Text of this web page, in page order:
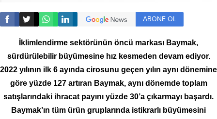
ABONE OL
İklimlendirme sektörünün öncü markası Baymak,
sürdürülebilir büyümesine hız kesmeden devam ediyor.
2022 yılının ilk 6 ayında cirosunu geçen yılın aynı dönemine
göre yüzde 127 artıran Baymak, aynı dönemde toplam
satışlarındaki ihracat payını yüzde 30’a çıkarmayı başardı.
Baymak’ın tüm ürün gruplarında istikrarlı büyümesini